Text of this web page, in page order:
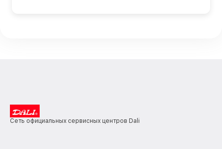
Сеть официальных сервисных центров Dali